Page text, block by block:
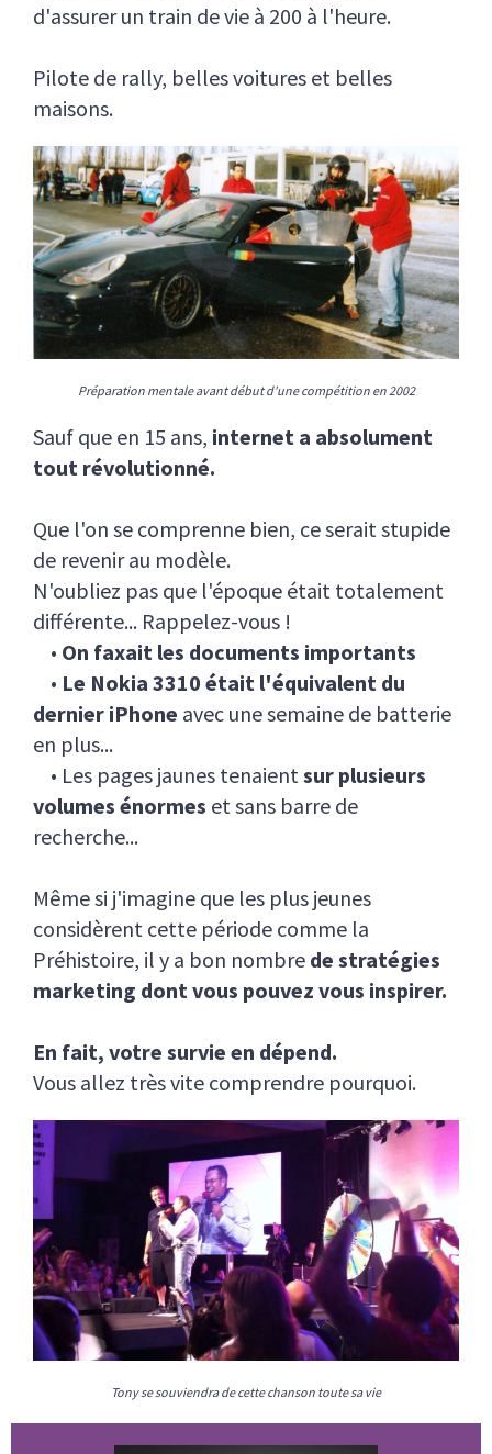
d'assurer un train de vie à 200 à l'heure.
Pilote de rally, belles voitures et belles
maisons.
Préparation mentale avant début d'une compétition en 2002
Sauf que en 15 ans, internet a absolument
tout révolutionné.
Que l'on se comprenne bien, ce serait stupide
de revenir au modèle.
N'oubliez pas que l'époque était totalement
différente... Rappelez-vous !
• On faxait les documents importants
• Le Nokia 3310 était l'équivalent du
dernier iPhone avec une semaine de batterie
en plus...
• Les pages jaunes tenaientsur plusieurs
volumes énormes et sans barre de
recherche...
Même si j'imagine que les plus jeunes
considèrent cette période comme la
Préhistoire, il y a bon nombre de stratégies
marketing dont vous pouvez vous inspirer.
En fait, votre survie en dépend.
Vous allez très vite comprendre pourquoi.
Tony se souviendra de cette chanson toute sa vie